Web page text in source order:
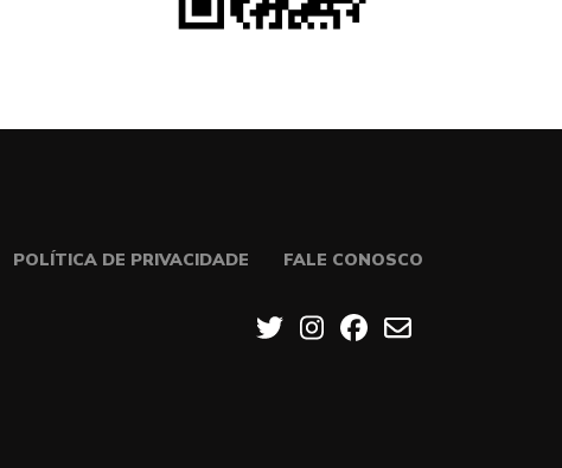
POLÍTICA DE PRIVACIDADE FALE CONOSCO